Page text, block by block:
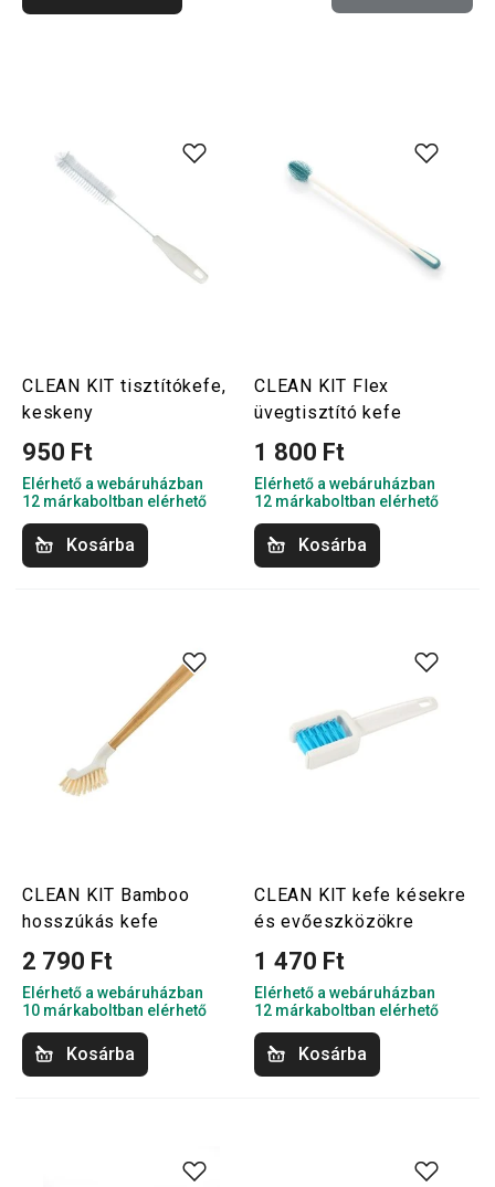
CLEAN KIT tisztítókefe,
keskeny
950 Ft
Elérhető a webáruházban
12 márkaboltban elérhető
Kosárba
CLEAN KIT Flex
üvegtisztító kefe
1 800 Ft
Elérhető a webáruházban
12 márkaboltban elérhető
Kosárba
CLEAN KIT Bamboo
hosszúkás kefe
2 790 Ft
Elérhető a webáruházban
10 márkaboltban elérhető
Kosárba
CLEAN KIT kefe késekre
és evőeszközökre
1 470 Ft
Elérhető a webáruházban
12 márkaboltban elérhető
Kosárba